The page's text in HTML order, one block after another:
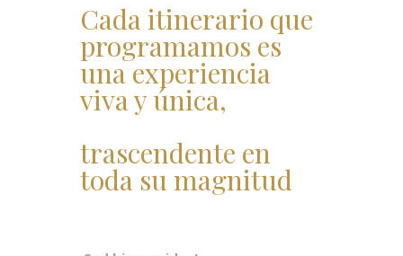
Cada itinerario que
programamos es
una experiencia
viva y única,
trascendente en
toda su magnitud